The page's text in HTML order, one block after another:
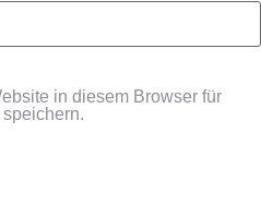
in diesem Browser für